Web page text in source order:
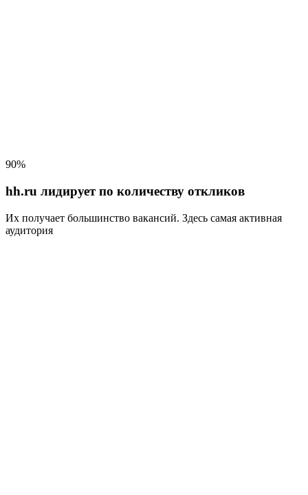
90%
hh.ru лидирует по количеству откликов
Их получает большинство вакансий. Здесь самая активная
аудитория